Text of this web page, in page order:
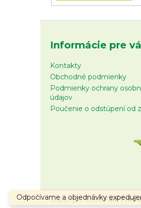
Odpočívame a objednávky
Informácie pre
Kontakty
Obchodné podmienky
Podmienky ochrany
údajov
Poučenie o odstúpení od
Copyright 2026Fair